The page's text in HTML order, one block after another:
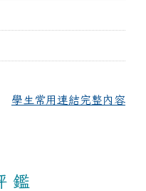
學生常用連結完整內容
鑑